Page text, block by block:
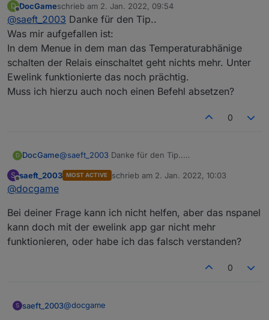
Ja bei mir war das auch so mit den 5 Grad.
Probiere mal die Parameter die kommen bei mir
ganz gut hin
{"AdcParam1":[2,28000,18000,13950]}
Noch ein Tipp mit nspdim 0 und 1 kannst du
steuern ob das Display nur gedimmt wird oder
ganz ausgeschalten wird. Tagsüber wird es bei mir
gedimmt und Nachts oder bei Abwesenheit ist es
D
Offline
DocGameschrieb am 2. Jan. 2022, 09:54
zuletzt editiert von
@saeft_2003 Danke für den Tip..
Was mir aufgefallen ist:
In dem Menue in dem man das Temperaturabhänige
schalten der Relais einschaltet geht nichts mehr. Unter
Ewelink funktionierte das noch prächtig.
Muss ich hierzu auch noch einen Befehl absetzen?
0
D DocGame@saeft_2003 Danke für den Tip..
In dem Menue in dem man das Temperaturabhänige
Muss ich hierzu auch noch einen Befehl absetzen?
S
Offline
saeft_2003 MOST ACTIVE schrieb am 2. Jan. 2022, 10:03
zuletzt editiert von
@docgame
Bei deiner Frage kann ich nicht helfen, aber das nspanel
kann doch mit der ewelink app gar nicht mehr
funktionieren, oder habe ich das falsch verstanden?
0
S saeft_2003@docgame